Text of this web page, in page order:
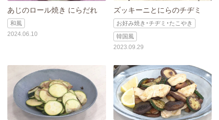
あじのロール焼き にらだれ
和風
2024.06.10
ズッキーニとにらのチヂミ
お好み焼き・チヂミ・たこやき
韓国風
2023.09.29